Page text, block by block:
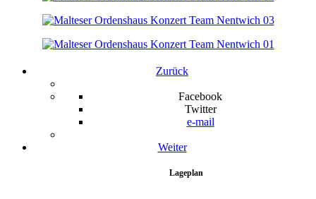
Zurück
Facebook
Twitter
e-mail
Weiter
Lageplan